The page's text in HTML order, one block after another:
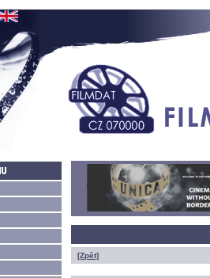
[Zpět]